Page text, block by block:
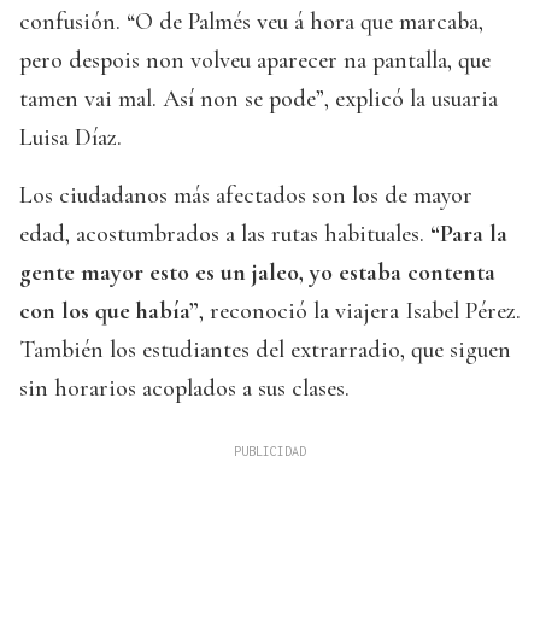
confusión. “O de Palmés veu á hora que marcaba,
pero despois non volveu aparecer na pantalla, que
tamen vai mal. Así non se pode”, explicó la usuaria
Luisa Díaz.
Los ciudadanos más afectados son los de mayor
edad, acostumbrados a las rutas habituales. “Para la
gente mayor esto es un jaleo, yo estaba contenta
con los que había”, reconoció la viajera Isabel Pérez.
También los estudiantes del extrarradio, que siguen
sin horarios acoplados a sus clases.